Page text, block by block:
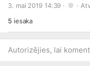
3. mai 2019 14:39 · ·
5iesaka
Autorizējies, lai